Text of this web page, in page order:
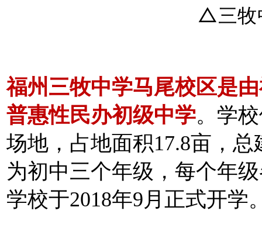
△三牧
福州三牧中学马尾校区是
普惠性民办初级中学。 学
场地，占地面积17.8亩，
为初中三个年级，每个年
学校于2018年9月正式开学